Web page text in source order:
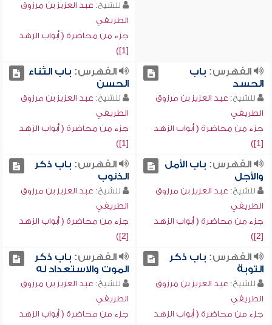
للشيخ: عبد العزيز بن مرزوق
الطريفي
جزء من محاضرة ( أبواب الزهد
[1])
الفهرس: باب
الحسد
للشيخ: عبد العزيز بن مرزوق
الطريفي
جزء من محاضرة ( أبواب الزهد
[1])
الفهرس: باب الثناء
الحسن
للشيخ: عبد العزيز بن مرزوق
الطريفي
جزء من محاضرة ( أبواب الزهد
[1])
الفهرس: باب الأمل
والأجل
للشيخ: عبد العزيز بن مرزوق
الطريفي
جزء من محاضرة ( أبواب الزهد
[2])
الفهرس: باب ذكر
الذنوب
للشيخ: عبد العزيز بن مرزوق
الطريفي
جزء من محاضرة ( أبواب الزهد
[2])
الفهرس: باب ذكر
التوبة
للشيخ: عبد العزيز بن مرزوق
الطريفي
جزء من محاضرة ( أبواب الزهد
الفهرس: باب ذكر
الموت والاستعداد له
للشيخ: عبد العزيز بن مرزوق
الطريفي
جزء من محاضرة ( أبواب الزهد